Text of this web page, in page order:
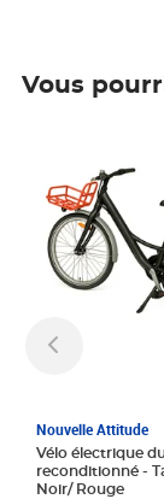
Vous
Nouvelle Attitude
Vélo électrique
reconditionné - Taille normale -
Noir/ Rouge